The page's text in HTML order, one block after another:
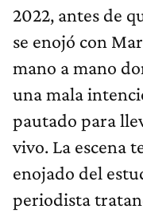
2022, antes de
se enojó con
mano a mano
una mala
pautado para
vivo. La escena
enojado del
periodista